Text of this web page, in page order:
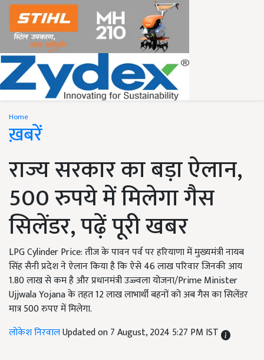
Home
ख़बरें
राज्य सरकार का बड़ा ऐलान,
500 रुपये में मिलेगा गैस
सिलेंडर, पढ़ें पूरी खबर
LPG Cylinder Price: तीज के पावन पर्व पर हरियाणा में मुख्यमंत्री नायब
सिंह सैनी प्रदेश ने ऐलान किया है कि ऐसे 46 लाख परिवार जिनकी आय
1.80 लाख से कम है और प्रधानमंत्री उज्ज्वला योजना/Prime Minister
Ujjwala Yojana के तहत 12 लाख लाभार्थी बहनों को अब गैस का सिलेंडर
मात्र 500 रुपए में मिलेगा.
लोकेश निरवालUpdated on 7 August, 2024 5:27 PM IST